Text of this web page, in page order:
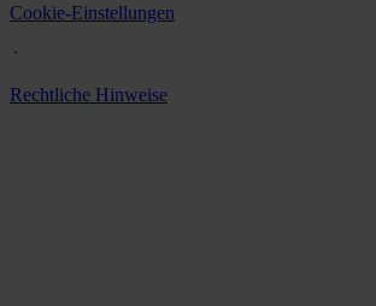
Cookie-Einstellungen
᛫
Rechtliche Hinweise